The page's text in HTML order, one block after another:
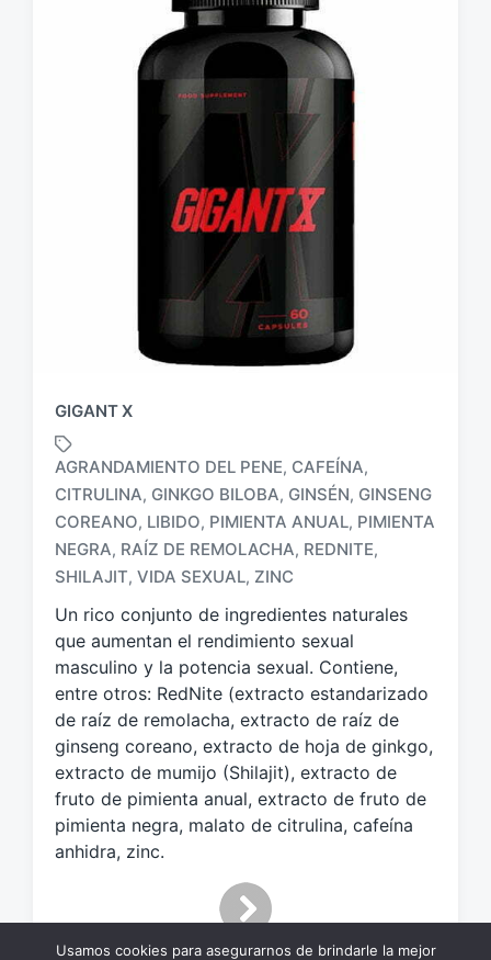
GIGANT X
E
t
i
u
e
t
d
o
c
o
n
AGRANDAMIENTO DEL PENE, CAFEÍNA,
CITRULINA, GINKGO BILOBA, GINSÉN, GINSENG
COREANO, LIBIDO, PIMIENTA ANUAL, PIMIENTA
NEGRA, RAÍZ DE REMOLACHA, REDNITE,
SHILAJIT, VIDA SEXUAL, ZINC
Un rico conjunto de ingredientes naturales
que aumentan el rendimiento sexual
masculino y la potencia sexual. Contiene,
entre otros: RedNite (extracto estandarizado
de raíz de remolacha, extracto de raíz de
ginseng coreano, extracto de hoja de ginkgo,
extracto de mumijo (Shilajit), extracto de
fruto de pimienta anual, extracto de fruto de
pimienta negra, malato de citrulina, cafeína
anhidra, zinc.
Usamos cookies para asegurarnos de brindarle la mejor